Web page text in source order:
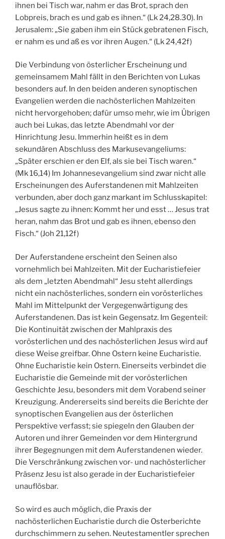
ihnen bei Tisch war, nahm er das Brot, sprach den
Lobpreis, brach es und gab es ihnen.“ (Lk 24,28.30). In
Jerusalem: „Sie gaben ihm ein Stück gebratenen Fisch,
er nahm es und aß es vor ihren Augen.“ (Lk 24,42f)
Die Verbindung von österlicher Erscheinung und
gemeinsamem Mahl fällt in den Berichten von Lukas
besonders auf. In den beiden anderen synoptischen
Evangelien werden die nachösterlichen Mahlzeiten
nicht hervorgehoben; dafür umso mehr, wie im Übrigen
auch bei Lukas, das letzte Abendmahl vor der
Hinrichtung Jesu. Immerhin heißt es in dem
sekundären Abschluss des Markusevangeliums:
„Später erschien er den Elf, als sie bei Tisch waren.“
(Mk 16,14) Im Johannesevangelium sind zwar nicht alle
Erscheinungen des Auferstandenen mit Mahlzeiten
verbunden, aber doch ganz markant im Schlusskapitel:
„Jesus sagte zu ihnen: Kommt her und esst … Jesus trat
heran, nahm das Brot und gab es ihnen, ebenso den
Fisch.“ (Joh 21,12f)
Der Auferstandene erscheint den Seinen also
vornehmlich bei Mahlzeiten. Mit der Eucharistiefeier
als dem „letzten Abendmahl“ Jesu steht allerdings
nicht ein nachösterliches, sondern ein vorösterliches
Mahl im Mittelpunkt der Vergegenwärtigung des
Auferstandenen. Das ist kein Gegensatz. Im Gegenteil:
Die Kontinuität zwischen der Mahlpraxis des
vorösterlichen und des nachösterlichen Jesus wird auf
diese Weise greifbar. Ohne Ostern keine Eucharistie.
Ohne Eucharistie kein Ostern. Einerseits verbindet die
Eucharistie die Gemeinde mit der vorösterlichen
Geschichte Jesu, besonders mit dem Vorabend seiner
Kreuzigung. Andererseits sind bereits die Berichte der
synoptischen Evangelien aus der österlichen
Perspektive verfasst; sie spiegeln den Glauben der
Autoren und ihrer Gemeinden vor dem Hintergrund
ihrer Begegnungen mit dem Auferstandenen wieder.
Die Verschränkung zwischen vor- und nachösterlicher
Präsenz Jesu ist also gerade in der Eucharistiefeier
unauflösbar.
So wird es auch möglich, die Praxis der
nachösterlichen Eucharistie durch die Osterberichte
durchschimmern zu sehen. Neutestamentler sprechen